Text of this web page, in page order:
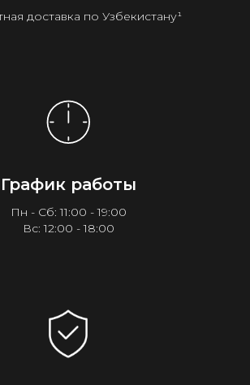
доставка по Узбекистану¹
График работы
Пн - Сб: 11:00 - 19:00
Вс: 12:00 - 18:00